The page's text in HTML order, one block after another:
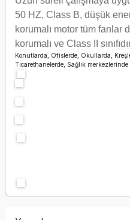
50 HZ, Class B, düşük
korumalı motor tüm fanlar
korumalı ve Class II
Konutlarda, Ofislerde, Okullarda,
Ticarethanelerde, Sağlık